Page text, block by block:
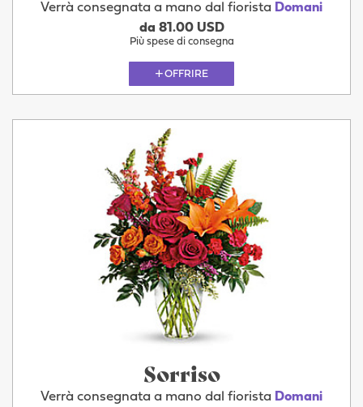
Verrà consegnata a mano dal fiorista Domani
da 81.00 USD
Più spese di consegna
OFFRIRE
Sorriso
Verrà consegnata a mano dal fiorista Domani